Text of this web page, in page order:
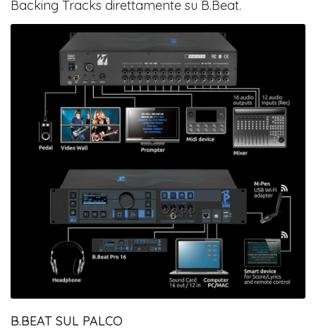
Backing Tracks direttamente su B.Beat.
B.BEAT SUL PALCO